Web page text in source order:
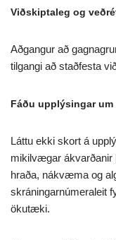
Viðskiptaleg og
Aðgangur að
tilgangi að staðfesta
Fáðu upplýsingar
Láttu ekki skort á
mikilvægar ákvarðanir
hraða, nákvæma og
skráningarnúmeraleit
ökutæki.